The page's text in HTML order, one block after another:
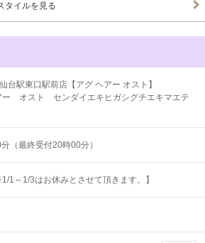
タイルを見る
台駅東口駅前店【アグ ヘアー オスト】
ー オスト センダイエキヒガシグチエキマエテ
（最終受付20時00分）
1～1/3はお休みとさせて頂きます。】